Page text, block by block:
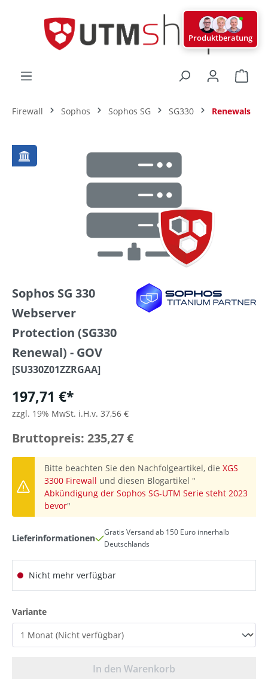
Firewall Sophos Sophos SG SG330 Renewals
Bildergalerie überspringen
Sophos SG 330
Webserver
Protection (SG330
Renewal) - GOV
[SU330Z01ZZRGAA]
197,71 €*
zzgl. 19% MwSt. i.H.v. 37,56 €
Bruttopreis: 235,27 €
Bitte beachten Sie den Nachfolgeartikel, die XGS
3300 Firewall und diesen Blogartikel "
Abkündigung der Sophos SG-UTM Serie steht 2023
bevor"
Lieferinformationen
Gratis Versand ab 150 Euro innerhalb
Deutschlands
Nicht mehr verfügbar
Varianteauswählen
In den Warenkorb
Produktberatung